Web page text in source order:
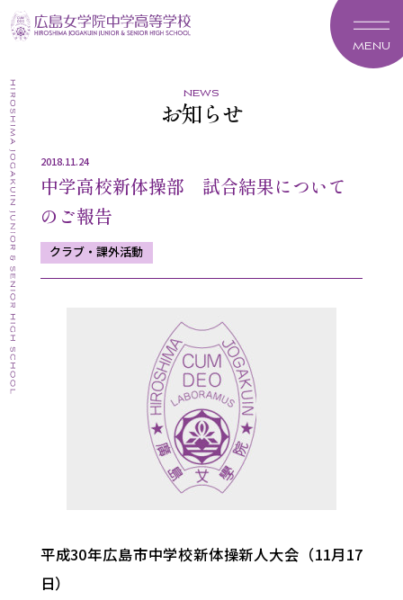
MENU
news
お知らせ
2018.11.24
中学高校新体操部 試合結果について
のご報告
クラブ・課外活動
平成30年広島市中学校新体操新人大会（11月17
日）